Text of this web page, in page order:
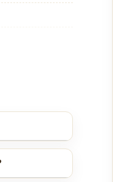
van.
te geven.
brood,
verplaatsen,
langs de rand
je tafel of
fruit of